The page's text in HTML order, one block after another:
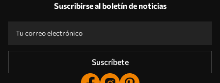
Suscribirse al boletín de noticias
Suscríbete